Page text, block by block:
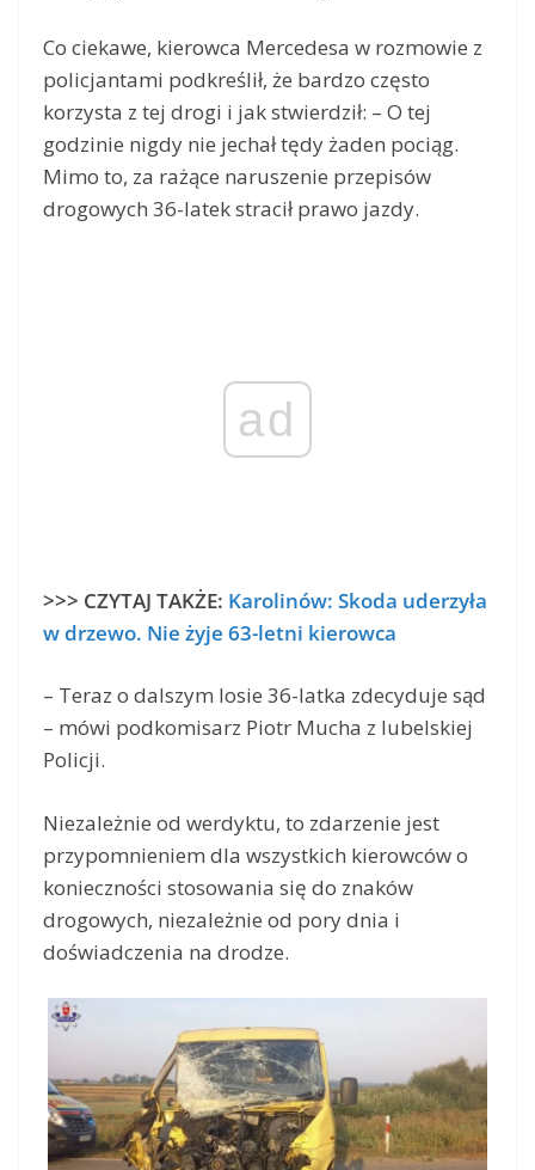
Co ciekawe, kierowca Mercedesa w rozmowie z
policjantami podkreślił, że bardzo często
korzysta z tej drogi i jak stwierdził: – O tej
godzinie nigdy nie jechał tędy żaden pociąg.
Mimo to, za rażące naruszenie przepisów
drogowych 36-latek stracił prawo jazdy.
ad
>>> CZYTAJ TAKŻE: Karolinów: Skoda uderzyła
w drzewo. Nie żyje 63-letni kierowca
– Teraz o dalszym losie 36-latka zdecyduje sąd
– mówi podkomisarz Piotr Mucha z lubelskiej
Policji.
Niezależnie od werdyktu, to zdarzenie jest
przypomnieniem dla wszystkich kierowców o
konieczności stosowania się do znaków
drogowych, niezależnie od pory dnia i
doświadczenia na drodze.